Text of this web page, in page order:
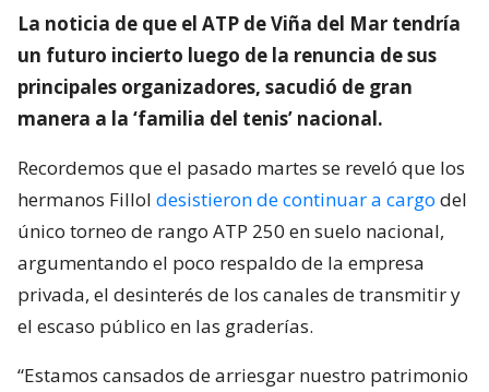
La noticia de que el ATP de Viña del Mar tendría
un futuro incierto luego de la renuncia de sus
principales organizadores, sacudió de gran
manera a la ‘familia del tenis’ nacional.
Recordemos que el pasado martes se reveló que los
hermanos Fillol desistieron de continuar a cargo del
único torneo de rango ATP 250 en suelo nacional,
argumentando el poco respaldo de la empresa
privada, el desinterés de los canales de transmitir y
el escaso público en las graderías.
“Estamos cansados de arriesgar nuestro patrimonio